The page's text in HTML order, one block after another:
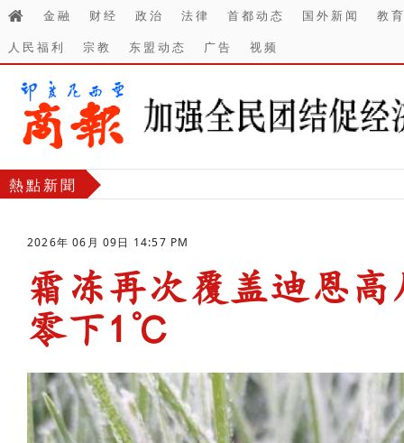
金融 财经 政治 法律 首都动态 国外新闻
教
人民福利
宗教 东盟动态 广告 视频
熱點新聞
2026年 06月 09日 14:57 PM
霜冻再次覆盖迪恩
零下1℃